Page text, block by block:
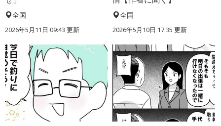
全国
2026年5月11日 09:43 更新
全国
2026年5月10日 17:35 更新